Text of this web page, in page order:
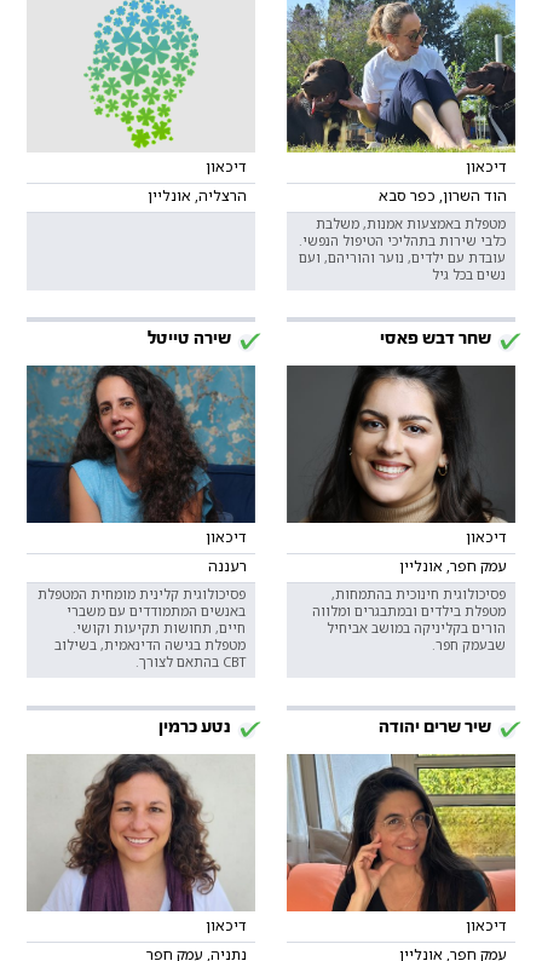
דיכאון
הוד השרון, כפר סבא
מטפלת באמצעות אמנות, משלבת
כלבי שירות בתהליכי הטיפול הנפשי.
עובדת עם ילדים, נוער והוריהם, ועם
נשים בכל גיל
דיכאון
הרצליה, אונליין
שחר דבש פאסי
דיכאון
עמק חפר, אונליין
פסיכולוגית חינוכית בהתמחות,
מטפלת בילדים ובמתבגרים ומלווה
הורים בקליניקה במושב אביחיל
שבעמק חפר.
שירה טייטל
דיכאון
רעננה
פסיכולוגית קלינית מומחית המטפלת
באנשים המתמודדים עם משברי
חיים, תחושות תקיעות וקושי.
מטפלת בגישה הדינאמית, בשילוב
CBT בהתאם לצורך.
שיר שרים יהודה
דיכאון
עמק חפר, אונליין
נטע כרמין
דיכאון
נתניה, עמק חפר